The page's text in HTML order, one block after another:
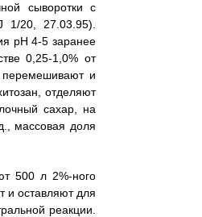
сыворотки с
1/20, 27.03.95).
рН 4-5 заранее
0,25-1,0% от
перемешивают и
отделяют
сахар, на
массовая доля
500 л 2%-ного
и оставляют для
реакции.